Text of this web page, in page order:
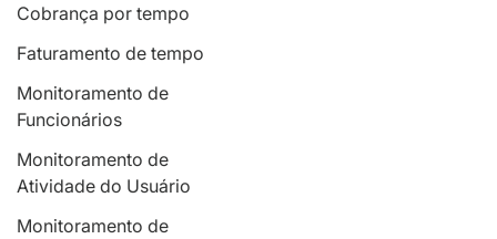
Cobrança por tempo
Faturamento de tempo
Monitoramento de
Funcionários
Monitoramento de
Atividade do Usuário
Monitoramento de